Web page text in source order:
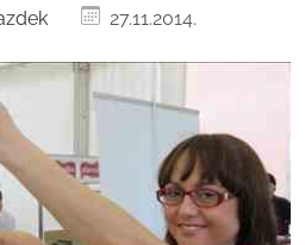
27.11.2014.